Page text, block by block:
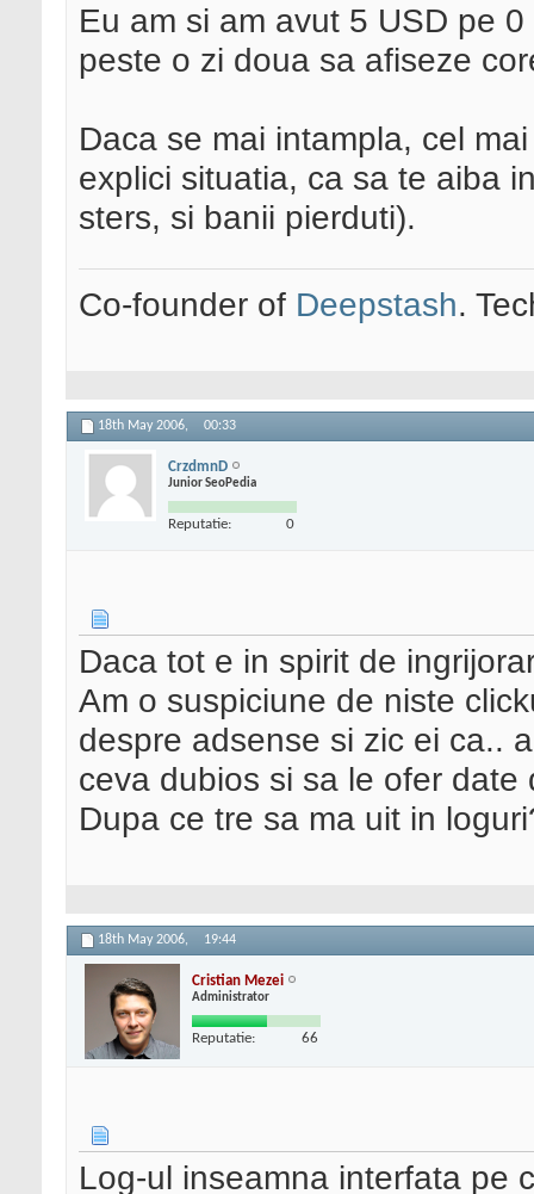
Eu am si am avut 5 USD pe
peste o zi doua sa afiseze
Daca se mai intampla, cel
explici situatia, ca sa te aiba
sters, si banii pierduti).
Co-founder of Deepstash.
18th May 2006, 00:33
CrzdmnD
Junior SeoPedia
Reputatie: 0
Daca tot e in spirit de
Am o suspiciune de niste
despre adsense si zic ei ca..
ceva dubios si sa le ofer date
Dupa ce tre sa ma uit in
18th May 2006, 19:44
Cristian Mezei
Administrator
Reputatie: 66
Log-ul inseamna interfata pe